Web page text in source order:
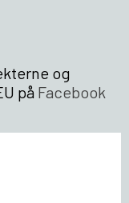
og
på Facebook